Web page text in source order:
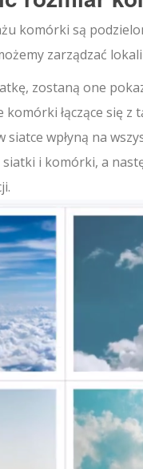
komórki są
zarządzać
zostaną one
komórki łączące się
siatce wpłyną na
siatki i komórki, a